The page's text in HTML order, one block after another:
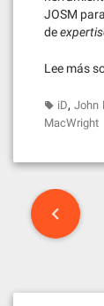
JOSM
de
Lee más
iD, John
MacWright
Post